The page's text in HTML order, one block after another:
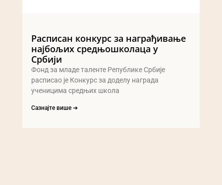
Расписан конкурс за награђивање
најбољих средњошколаца у
Србији
Фонд за младе таленте Републике Србије
расписао је Конкурс за доделу награда
ученицима средњих школа
Сазнајте више ➔